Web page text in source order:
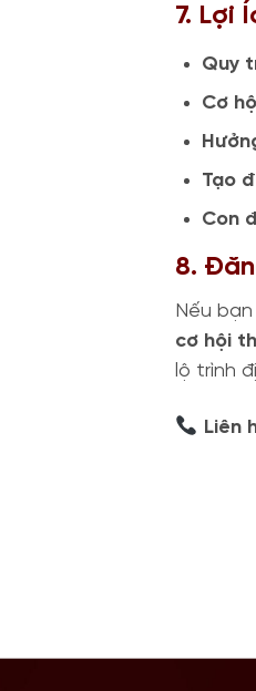
7. Lợi
Quy
Cơ
Tạo
Con
8.
Nếu
cơ hội
lộ trình
Liên